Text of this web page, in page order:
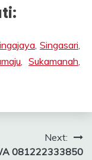
, Singasari,
, Sukamanah,
Next:
081222333850